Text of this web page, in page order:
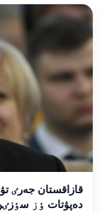
قازاقستان جەرٸ
دەپۋتات ٶز